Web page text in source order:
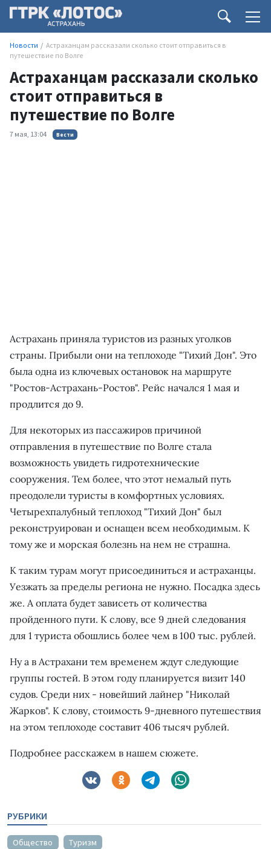
Новости
Астраханцам рассказали сколько стоит отправиться в
путешествие по Волге
Астраханцам рассказали сколько
стоит отправиться в
путешествие по Волге
7 мая, 13:04 Вести
Астрахань приняла туристов из разных уголков
страны. Прибыли они на теплоходе "Тихий Дон". Это
была одна из ключевых остановок на маршруте
"Ростов-Астрахань-Ростов". Рейс начался 1 мая и
продлится до 9.
Для некоторых из пассажиров причиной
отправления в путешествие по Волге стала
возможность увидеть гидротехнические
сооружения. Тем более, что этот немалый путь
преодолели туристы в комфортных условиях.
Четырехпалубный теплоход "Тихий Дон" был
реконструирован и оснащен всем необходимым. К
тому же и морская болезнь на нем не страшна.
К таким турам могут присоединиться и астраханцы.
Уезжать за пределы региона не нужно. Посадка здесь
же. А оплата будет зависеть от количества
пройденного пути. К слову, все 9 дней следования
для 1 туриста обошлись более чем в 100 тыс. рублей.
Ну а в Астрахани тем временем ждут следующие
группы гостей. В этом году планируется визит 140
судов. Среди них - новейший лайнер "Николай
Жарков". К слову, стоимость 9-дневного путешествия
на этом теплоходе составит 406 тысяч рублей.
Подробнее расскажем в нашем сюжете.
РУБРИКИ
Общество Туризм